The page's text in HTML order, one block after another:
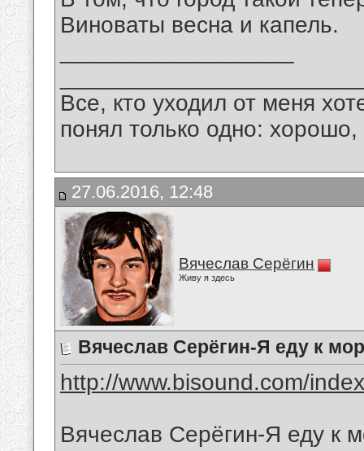
Виноваты весна и капель.
Все, кто уходил от меня
понял только одно:
27.06.2016, 12:48
Вячеслав Серёгин
Живу я здесь
Вячеслав Серёгин-Я еду к
http://www.bisound.com/
Вячеслав Серёгин-Я еду к